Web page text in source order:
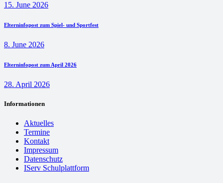
15. June 2026
Elterninfopost zum Spiel- und Sportfest
8. June 2026
Elterninfopost zum April 2026
28. April 2026
Informationen
Aktuelles
Termine
Kontakt
Impressum
Datenschutz
IServ Schulplattform